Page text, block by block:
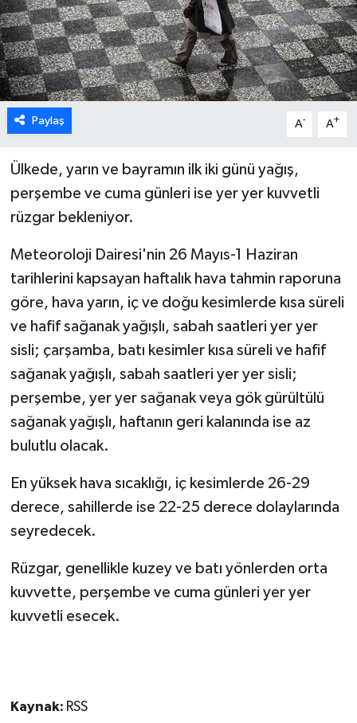
Paylaş A- A+
Ülkede, yarın ve bayramın ilk iki günü yağış,
perşembe ve cuma günleri ise yer yer kuvvetli
rüzgar bekleniyor.
Meteoroloji Dairesi'nin 26 Mayıs-1 Haziran
tarihlerini kapsayan haftalık hava tahmin raporuna
göre, hava yarın, iç ve doğu kesimlerde kısa süreli
ve hafif sağanak yağışlı, sabah saatleri yer yer
sisli; çarşamba, batı kesimler kısa süreli ve hafif
sağanak yağışlı, sabah saatleri yer yer sisli;
perşembe, yer yer sağanak veya gök gürültülü
sağanak yağışlı, haftanın geri kalanında ise az
bulutlu olacak.
En yüksek hava sıcaklığı, iç kesimlerde 26-29
derece, sahillerde ise 22-25 derece dolaylarında
seyredecek.
Rüzgar, genellikle kuzey ve batı yönlerden orta
kuvvette, perşembe ve cuma günleri yer yer
kuvvetli esecek.
Kaynak: RSS
GAZİMAĞUSA
GİRNE
GÜNDEM
İÇ HABERLER
KÜLTÜR SANAT
LAPTA
LEFKOŞA
MAGAZİN
Nöbetçi Eczaneler
ÖZEL HABER
SİYASET
TATLISU
YAŞAM